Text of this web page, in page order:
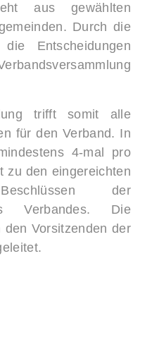
aus gewählten
Durch die
Entscheidungen
trifft somit alle
für den Verband. In
4-mal pro
zu den eingereichten
der
Verbandes. Die
Vorsitzenden der